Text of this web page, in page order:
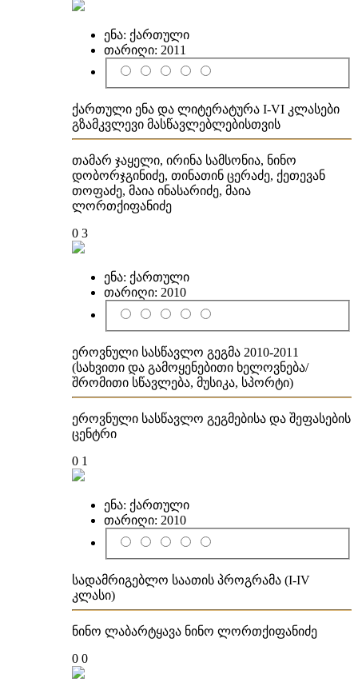
ენა: ქართული
თარიღი: 2011
ქართული ენა და ლიტერატურა I-VI კლასები
გზამკვლევი მასწავლებლებისთვის
თამარ ჯაყელი, ირინა სამსონია, ნინო
დობორჯგინიძე, თინათინ ცერაძე, ქეთევან
თოფაძე, მაია ინასარიძე, მაია
ლორთქიფანიძე
0 3
ენა: ქართული
თარიღი: 2010
ეროვნული სასწავლო გეგმა 2010-2011
(სახვითი და გამოყენებითი ხელოვნება/
შრომითი სწავლება, მუსიკა, სპორტი)
ეროვნული სასწავლო გეგმებისა და შეფასების
ცენტრი
0 1
ენა: ქართული
თარიღი: 2010
სადამრიგებლო საათის პროგრამა (I-IV
კლასი)
ნინო ლაბარტყავა ნინო ლორთქიფანიძე
0 0